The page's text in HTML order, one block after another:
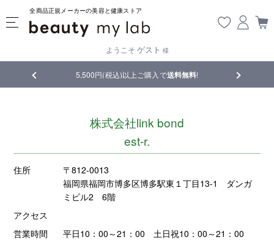
全商品正規メーカーの美容と健康ストア
ようこそ ゲスト 様
5,500円(税込)以上ご購入で送料無料! 【重要】
株式会社link bond
est-r.
住所
〒812-0013
福岡県福岡市博多区博多駅東１丁目13-1 ダンガ
ミビル2 6階
アクセス
営業時間
平日10：00～21：00 土日祝10：00～21：00